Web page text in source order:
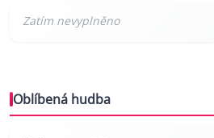
Oblíbená hudba